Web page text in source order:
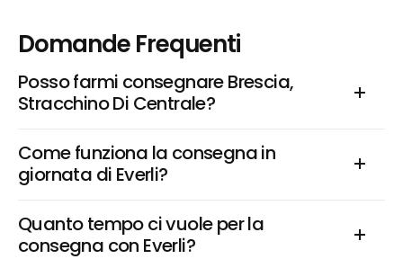
Domande Frequenti
Posso farmi consegnare Brescia,
Stracchino Di Centrale?
Come funziona la consegna in
giornata di Everli?
Quanto tempo ci vuole per la
consegna con Everli?